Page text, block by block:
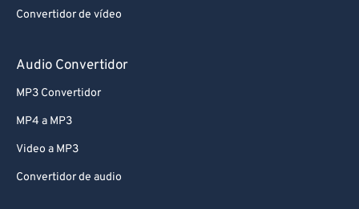
Convertidor de vídeo
Audio Convertidor
MP3 Convertidor
MP4 a MP3
Video a MP3
Convertidor de audio